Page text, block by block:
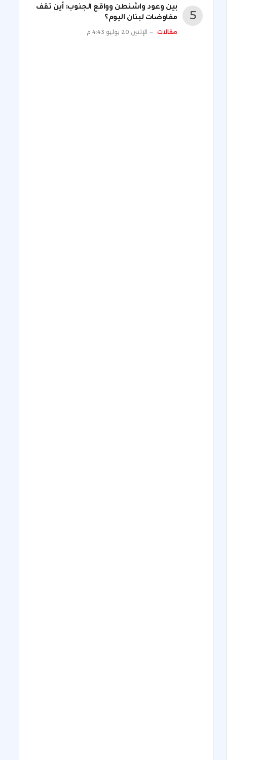
بين وعود واشنطن وواقع الجنوب: أين تقف
مفاوضات لبنان اليوم؟
مقالات الإثنين 20 يوليو 4:43 م